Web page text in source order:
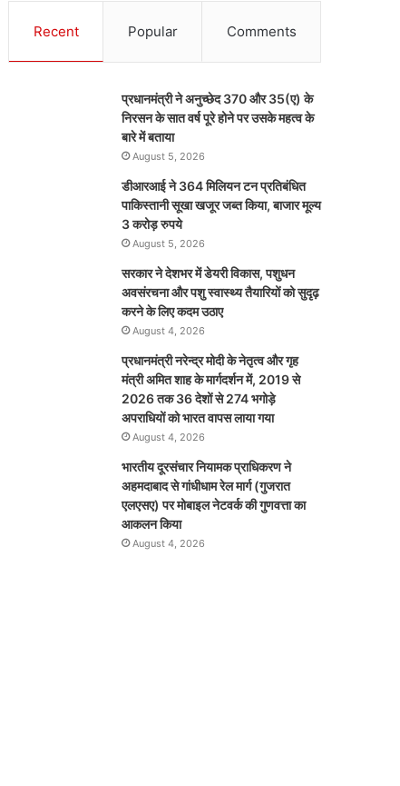
Recent Popular Comments
प्रधानमंत्री ने अनुच्छेद 370 और 35(ए) के
निरसन के सात वर्ष पूरे होने पर उसके महत्व के
बारे में बताया
August 5, 2026
डीआरआई ने 364 मिलियन टन प्रतिबंधित
पाकिस्तानी सूखा खजूर जब्त किया, बाजार मूल्य
3 करोड़ रुपये
August 5, 2026
सरकार ने देशभर में डेयरी विकास, पशुधन
अवसंरचना और पशु स्वास्थ्य तैयारियों को सुदृढ़
करने के लिए कदम उठाए
August 4, 2026
प्रधानमंत्री नरेन्द्र मोदी के नेतृत्व और गृह
मंत्री अमित शाह के मार्गदर्शन में, 2019 से
2026 तक 36 देशों से 274 भगोड़े
अपराधियों को भारत वापस लाया गया
August 4, 2026
भारतीय दूरसंचार नियामक प्राधिकरण ने
अहमदाबाद से गांधीधाम रेल मार्ग (गुजरात
एलएसए) पर मोबाइल नेटवर्क की गुणवत्ता का
आकलन किया
August 4, 2026